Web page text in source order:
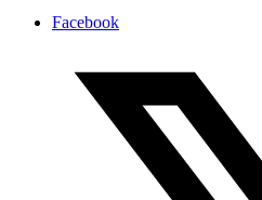
Facebook